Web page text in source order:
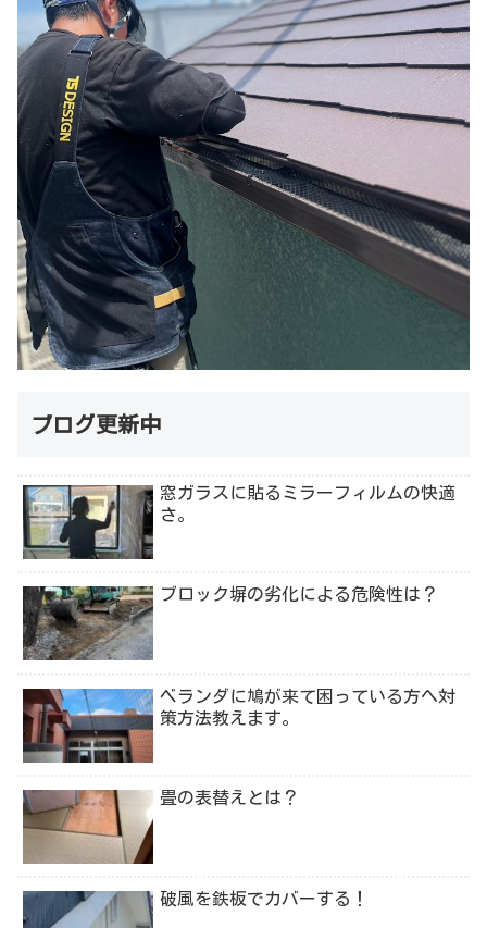
ブログ更新中
窓ガラスに貼るミラーフィルムの快適
さ。
ブロック塀の劣化による危険性は？
ベランダに鳩が来て困っている方へ対
策方法教えます。
畳の表替えとは？
破風を鉄板でカバーする！